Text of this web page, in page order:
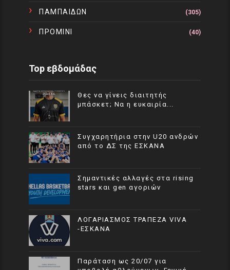
ΠΑΜΠΑΙΔΩΝ (305)
ΠΡΟΜΙΝΙ (40)
Top εβδομάδας
Θες να γίνεις διαιτητής
μπάσκετ; Να η ευκαιρία...
Συγχαρητήρια στην U20 ανδρών
από το ΔΣ της ΕΣΚΑΝΑ
Σημαντικές αλλαγές στα rising
stars και gen αγοριών
ΛΟΓΑΡΙΑΣΜΟΣ ΤΡΑΠΕΖΑ VIVA
-ΕΣΚΑΝΑ
Παράταση ως 20/07 για